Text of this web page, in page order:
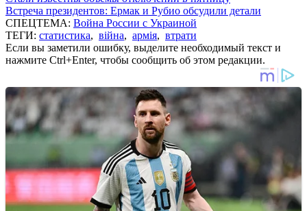
Встреча президентов: Ермак и Рубио обсудили детали
СПЕЦТЕМА: Война России с Украиной
ТЕГИ: статистика, війна, армія, втрати
Если вы заметили ошибку, выделите необходимый текст и
нажмите Ctrl+Enter, чтобы сообщить об этом редакции.